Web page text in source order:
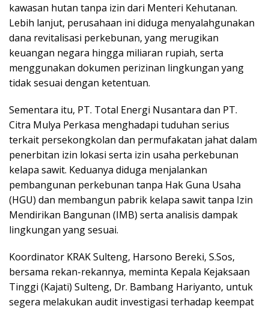
kawasan hutan tanpa izin dari Menteri Kehutanan.
Lebih lanjut, perusahaan ini diduga menyalahgunakan
dana revitalisasi perkebunan, yang merugikan
keuangan negara hingga miliaran rupiah, serta
menggunakan dokumen perizinan lingkungan yang
tidak sesuai dengan ketentuan.
Sementara itu, PT. Total Energi Nusantara dan PT.
Citra Mulya Perkasa menghadapi tuduhan serius
terkait persekongkolan dan permufakatan jahat dalam
penerbitan izin lokasi serta izin usaha perkebunan
kelapa sawit. Keduanya diduga menjalankan
pembangunan perkebunan tanpa Hak Guna Usaha
(HGU) dan membangun pabrik kelapa sawit tanpa Izin
Mendirikan Bangunan (IMB) serta analisis dampak
lingkungan yang sesuai.
Koordinator KRAK Sulteng, Harsono Bereki, S.Sos,
bersama rekan-rekannya, meminta Kepala Kejaksaan
Tinggi (Kajati) Sulteng, Dr. Bambang Hariyanto, untuk
segera melakukan audit investigasi terhadap keempat